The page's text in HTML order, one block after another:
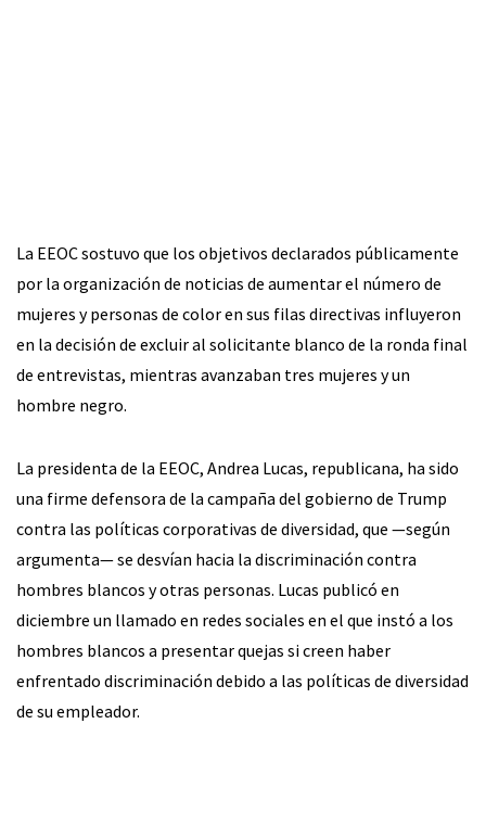
La EEOC sostuvo que los objetivos declarados públicamente
por la organización de noticias de aumentar el número de
mujeres y personas de color en sus filas directivas influyeron
en la decisión de excluir al solicitante blanco de la ronda final
de entrevistas, mientras avanzaban tres mujeres y un
hombre negro.
La presidenta de la EEOC, Andrea Lucas, republicana, ha sido
una firme defensora de la campaña del gobierno de Trump
contra las políticas corporativas de diversidad, que —según
argumenta— se desvían hacia la discriminación contra
hombres blancos y otras personas. Lucas publicó en
diciembre un llamado en redes sociales en el que instó a los
hombres blancos a presentar quejas si creen haber
enfrentado discriminación debido a las políticas de diversidad
de su empleador.